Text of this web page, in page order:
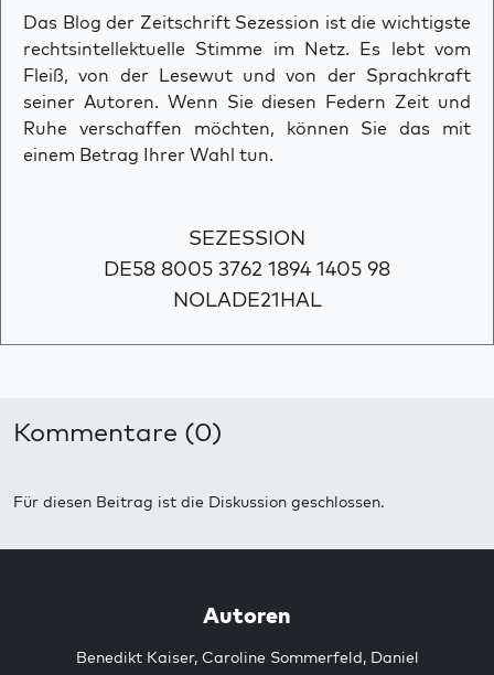
Das Blog der Zeitschrift Sezession ist die wichtigste
rechtsintellektuelle Stimme im Netz. Es lebt vom
Fleiß, von der Lesewut und von der Sprachkraft
seiner Autoren. Wenn Sie diesen Federn Zeit und
Ruhe verschaffen möchten, können Sie das mit
einem Betrag Ihrer Wahl tun.
SEZESSION
DE58 8005 3762 1894 1405 98
NOLADE21HAL
Kommentare (0)
Für diesen Beitrag ist die Diskussion geschlossen.
Autoren
Benedikt Kaiser, Caroline Sommerfeld, Daniel